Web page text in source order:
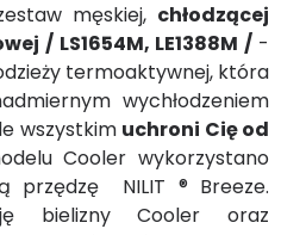
męskiej, chłodzącej
/ LS1654M, LE1388M / -
termoaktywnej, która
wychłodzeniem
wszystkim uchroni Cię od
Cooler wykorzystano
przędzę NILIT ® Breeze.
bielizny Cooler oraz